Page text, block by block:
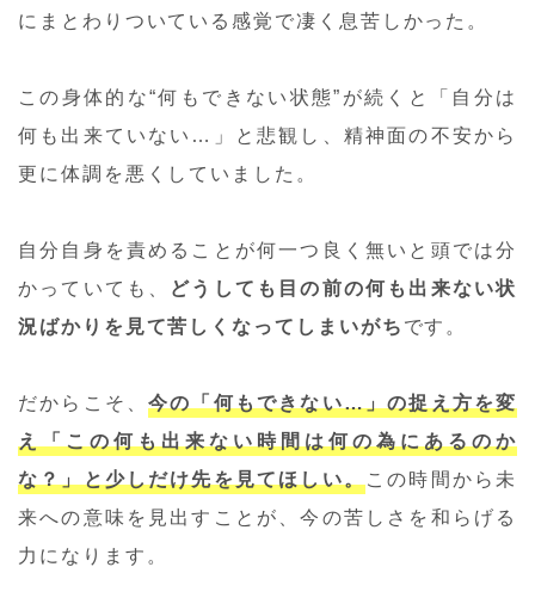
にまとわりついている感覚で凄く息苦しかった。
この身体的な“何もできない状態”が続くと「自分は
何も出来ていない…」と悲観し、精神面の不安から
更に体調を悪くしていました。
自分自身を責めることが何一つ良く無いと頭では分
かっていても、
どうしても目の前の何も出来ない状
況ばかりを見て苦しくなってしまいがち です。
だからこそ、今の「何もできない…」の捉え方を変
え「この何も出来ない時間は何の為にあるのか
な？」と少しだけ先を見てほしい。
この時間から未
来への意味を見出すことが、今の苦しさを和らげる
力になります。